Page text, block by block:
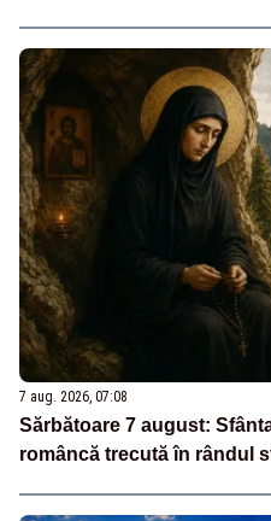
7 aug. 2026, 07:08
Sărbătoare 7 august:
româncă trecută în rândul